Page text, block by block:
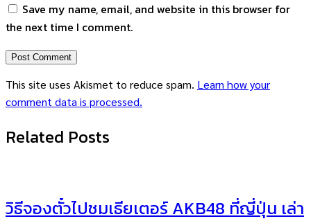
Save my name, email, and website in this browser for
the next time I comment.
This site uses Akismet to reduce spam. Learn how your
comment data is processed.
Related Posts
วิธีจองตั๋วไปชมเธียเตอร์ AKB48 ที่ญี่ปุ่น เล่า